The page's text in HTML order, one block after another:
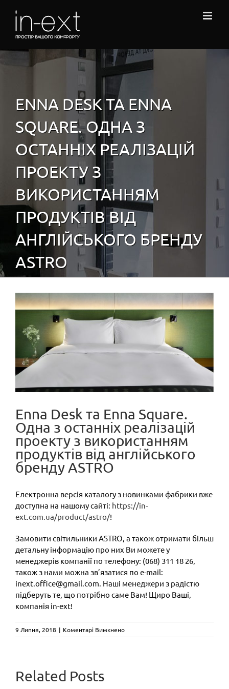
ENNA DESK ТА ENNA
SQUARE. ОДНА З
ОСТАННІХ РЕАЛІЗАЦІЙ
ПРОЕКТУ З
ВИКОРИСТАННЯМ
ПРОДУКТІВ ВІД
АНГЛІЙСЬКОГО БРЕНДУ
ASTRO
View
Larger
Enna Desk та Enna Square.
Одна з останніх реалізацій
проекту з використанням
продуктів від англійського
бренду ASTRO
Електронна версія каталогу з новинками фабрики вже
доступна на нашому сайті: https://in-
ext.com.ua/product/astro/!
Замовити світильники ASTRO, а також отримати більш
детальну інформацію про них Ви можете у
менеджерів компанії по телефону: (068) 311 18 26,
також з нами можна зв’язатися по e-mail:
inext.office@gmail.com. Наші менеджери з радістю
підберуть те, що потрібно саме Вам! Щиро Ваші,
компанія in-ext!
9 Липня, 2018 | Коментарі Вимкненодо
Enna
Related Posts